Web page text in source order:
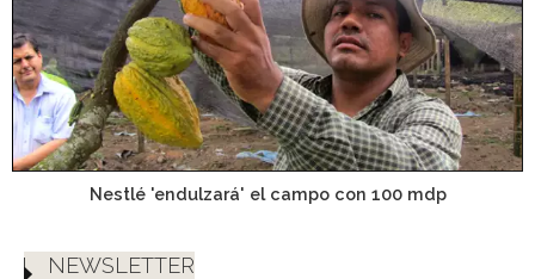
Nestlé 'endulzará' el campo con 100 mdp
NEWSLETTER